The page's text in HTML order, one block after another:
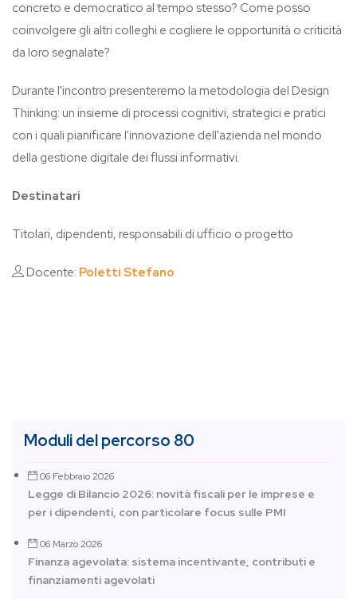
concreto e democratico al tempo stesso? Come posso
coinvolgere gli altri colleghi e cogliere le opportunità o criticità
da loro segnalate?
Durante l'incontro presenteremo la metodologia del Design
Thinking: un insieme di processi cognitivi, strategici e pratici
con i quali pianificare l'innovazione dell'azienda nel mondo
della gestione digitale dei flussi informativi.
Destinatari
Titolari, dipendenti, responsabili di ufficio o progetto
Docente: Poletti Stefano
Moduli del percorso 80
06 Febbraio 2026
Legge di Bilancio 2026: novità fiscali per le imprese e
per i dipendenti, con particolare focus sulle PMI
06 Marzo 2026
Finanza agevolata: sistema incentivante, contributi e
finanziamenti agevolati